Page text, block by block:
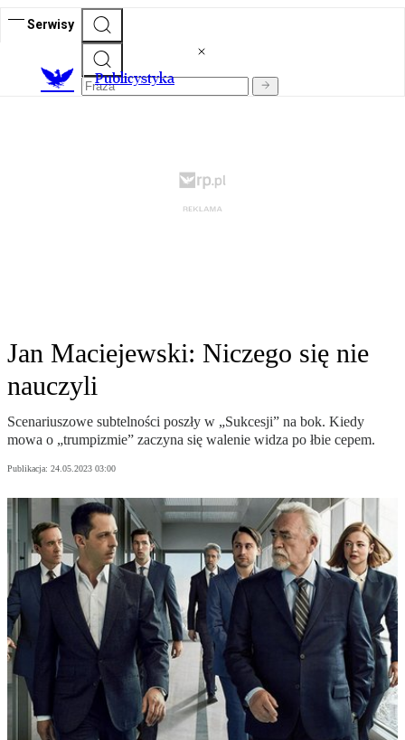
Serwisy
Publicystyka
Jan Maciejewski: Niczego się nie
nauczyli
Scenariuszowe subtelności poszły w „Sukcesji” na bok. Kiedy
mowa o „trumpizmie” zaczyna się walenie widza po łbie cepem.
Publikacja: 24.05.2023 03:00